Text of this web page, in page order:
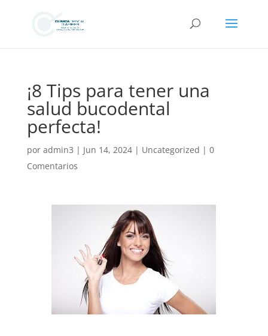
¡8 Tips para tener una
salud bucodental
perfecta!
por admin3 | Jun 14, 2024| Uncategorized | 0
Comentarios